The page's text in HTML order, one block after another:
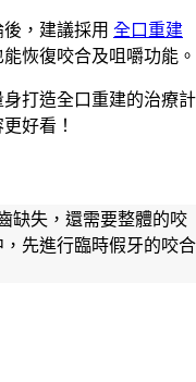
，建議採用 全口重建
恢復咬合及咀嚼功能。
身打造全口重建的治療計
好看！
缺失，還需要整體的咬
先進行臨時假牙的咬合